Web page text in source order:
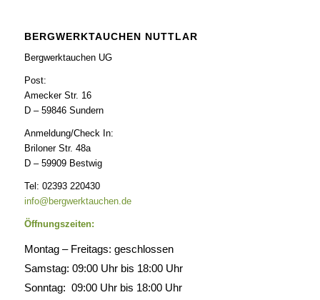
BERGWERKTAUCHEN NUTTLAR
Bergwerktauchen UG
Post:
Amecker Str. 16
D – 59846 Sundern
Anmeldung/Check In:
Briloner Str. 48a
D – 59909 Bestwig
Tel: 02393 220430
info@bergwerktauchen.de
Öffnungszeiten:
Montag – Freitags: geschlossen
Samstag: 09:00 Uhr bis 18:00 Uhr
Sonntag: 09:00 Uhr bis 18:00 Uhr